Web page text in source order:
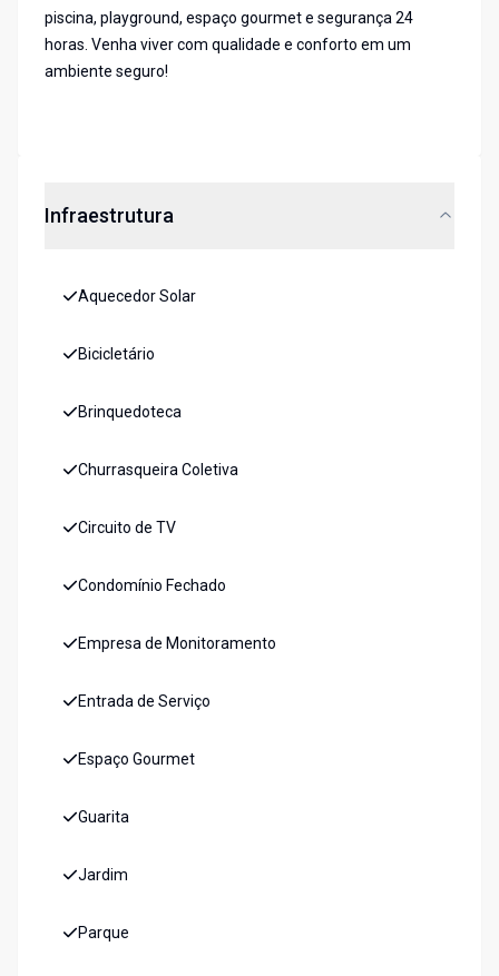
piscina, playground, espaço gourmet e segurança 24
horas. Venha viver com qualidade e conforto em um
ambiente seguro!
Infraestrutura
Aquecedor Solar
Bicicletário
Brinquedoteca
Churrasqueira Coletiva
Circuito de TV
Condomínio Fechado
Empresa de Monitoramento
Entrada de Serviço
Espaço Gourmet
Guarita
Jardim
Parque